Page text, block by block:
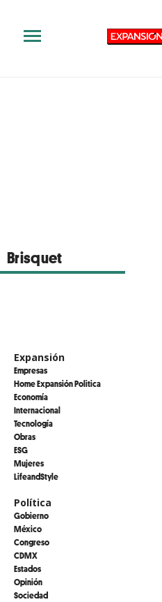
Brisquet
Expansión
Empresas
Home Expansión Politica
Economía
Internacional
Tecnología
Obras
ESG
Mujeres
LifeandStyle
Política
Gobierno
México
Congreso
CDMX
Estados
Opinión
Sociedad